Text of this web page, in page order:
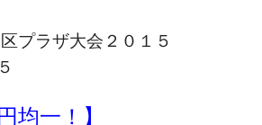
プラザ大会２０１５
均一！】